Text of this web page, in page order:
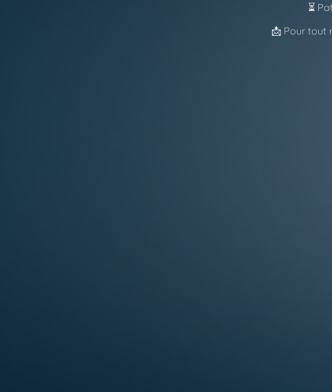
⏳
📩 Pour tout